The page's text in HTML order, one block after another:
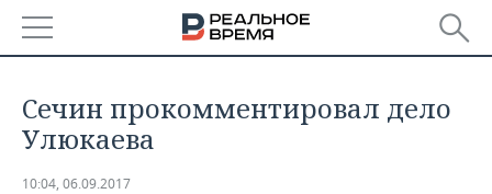
БАШКОРТОСТАН
ТАТАРСТАН
НОВОСТИ
АНАЛИТИКА
Сечин прокомментировал дело
Улюкаева
10:04, 06.09.2017